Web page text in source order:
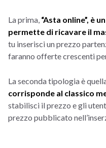
La prima, “Asta online”, è
permette di ricavare il
tu inserisci un prezzo
faranno offerte crescenti
La seconda tipologia è
corrisponde al classico
stabilisci il prezzo e gli
prezzo pubblicato